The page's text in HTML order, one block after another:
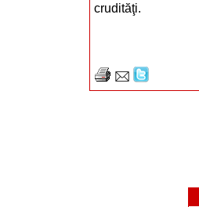
crudităţi.